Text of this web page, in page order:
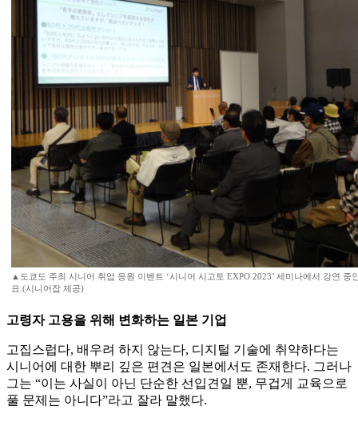
▲도쿄도 주최 시니어 취업 응원 이벤트 ‘시니어 시고토 EXPO 2023’ 세미나에서 강연 중
표.(시니어잡 제공)
고령자 고용을 위해 변화하는 일본 기업
고집스럽다, 배우려 하지 않는다, 디지털 기술에 취약하다는
시니어에 대한 뿌리 깊은 편견은 일본에서도 존재한다. 그러나
그는 “이는 사실이 아닌 단순한 선입견일 뿐, 무겁게 교육으로
풀 문제는 아니다”라고 잘라 말했다.